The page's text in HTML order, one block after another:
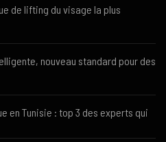
de lifting du visage la plus
nouveau standard pour des
en Tunisie : top 3 des experts qui